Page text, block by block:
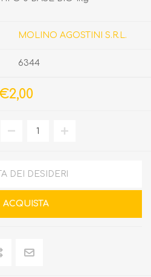
MOLINO AGOSTINI S.R.L.
6344
DEI DESIDERI
ACQUISTA